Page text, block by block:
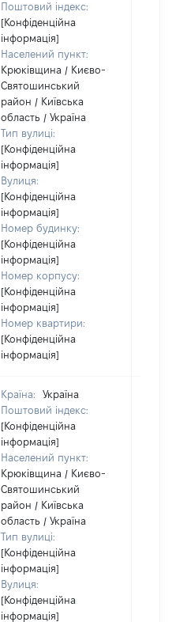
Поштовий індекс:
[Конфіденційна
інформація]
Населений пункт:
Крюківщина / Києво-
Святошинський
район / Київська
область / Україна
Тип вулиці:
[Конфіденційна
інформація]
Вулиця:
[Конфіденційна
інформація]
Номер будинку:
[Конфіденційна
інформація]
Номер корпусу:
[Конфіденційна
інформація]
Номер квартири:
[Конфіденційна
інформація]
Країна:
Україна
Поштовий індекс:
[Конфіденційна
інформація]
Населений пункт:
Крюківщина / Києво-
Святошинський
район / Київська
область / Україна
Тип вулиці:
[Конфіденційна
інформація]
Вулиця:
[Конфіденційна
інформація]